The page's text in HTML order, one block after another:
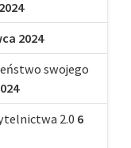
2024
swojego
2.0 6